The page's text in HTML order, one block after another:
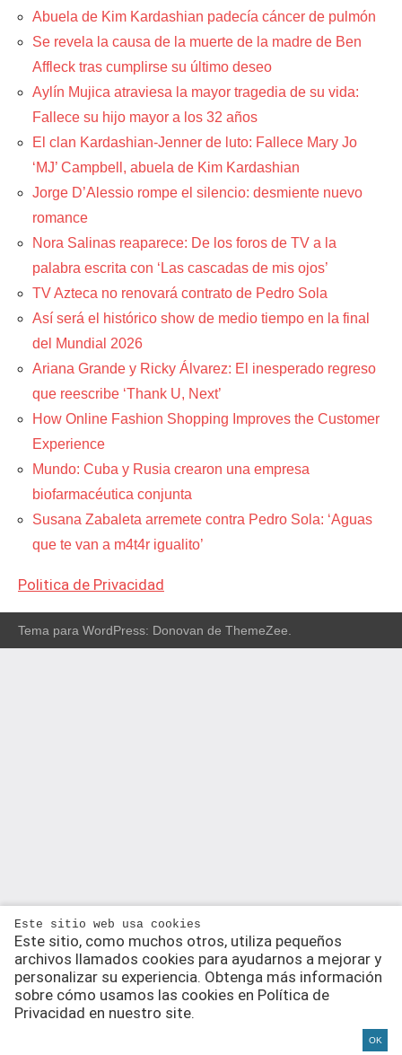
Abuela de Kim Kardashian padecía cáncer de pulmón
Se revela la causa de la muerte de la madre de Ben
Affleck tras cumplirse su último deseo
Aylín Mujica atraviesa la mayor tragedia de su vida:
Fallece su hijo mayor a los 32 años
El clan Kardashian-Jenner de luto: Fallece Mary Jo
‘MJ’ Campbell, abuela de Kim Kardashian
Jorge D’Alessio rompe el silencio: desmiente nuevo
romance
Nora Salinas reaparece: De los foros de TV a la
palabra escrita con ‘Las cascadas de mis ojos’
TV Azteca no renovará contrato de Pedro Sola
Así será el histórico show de medio tiempo en la final
del Mundial 2026
Ariana Grande y Ricky Álvarez: El inesperado regreso
que reescribe ‘Thank U, Next’
How Online Fashion Shopping Improves the Customer
Experience
Mundo: Cuba y Rusia crearon una empresa
biofarmacéutica conjunta
Susana Zabaleta arremete contra Pedro Sola: ‘Aguas
que te van a m4t4r igualito’
Politica de Privacidad
Tema para WordPress: Donovan de ThemeZee.
Este sitio web usa cookies
Este sitio, como muchos otros, utiliza pequeños
archivos llamados cookies para ayudarnos a mejorar y
personalizar su experiencia. Obtenga más información
sobre cómo usamos las cookies en Política de
Privacidad en nuestro site.
OK